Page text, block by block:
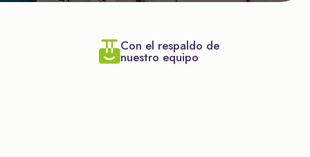
Con el respaldo de
nuestro equipo